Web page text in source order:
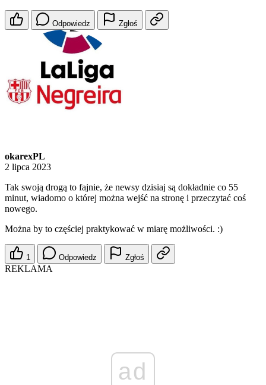
Odpowiedz Zgłoś
okarexPL
2 lipca 2023
Tak swoją drogą to fajnie, że newsy dzisiaj są dokładnie co 55
minut, wiadomo o której można wejść na stronę i przeczytać coś
nowego.
Można by to częściej praktykować w miarę możliwości. :)
1 Odpowiedz Zgłoś
REKLAMA
ad